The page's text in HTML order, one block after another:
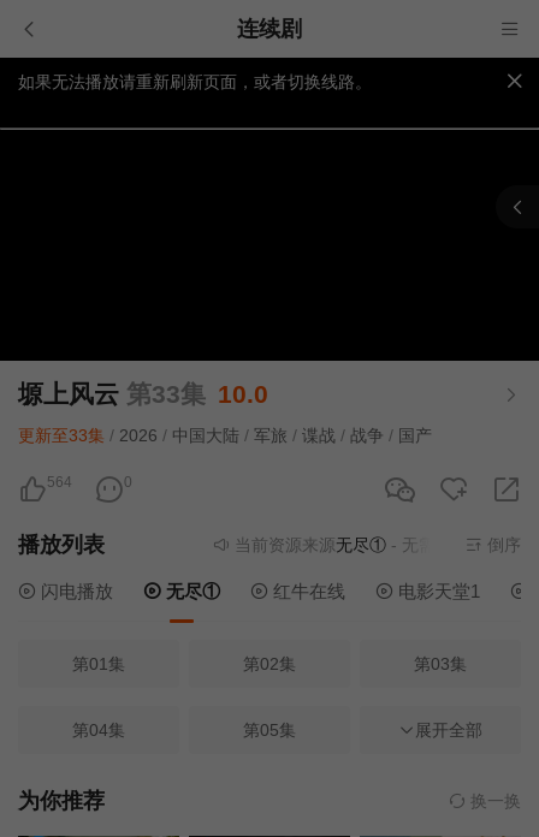
连续剧
如果无法播放请重新刷新页面，或者切换线路。
视频载入速度跟网速有关，请耐心等待几秒钟。
塬上风云 第33集 10.0
更新至33集 / 2026 / 中国大陆 / 军旅 / 谍战 / 战争 / 国产
564 0
播放列表 当前资源来源无尽①- 无需安装任何插件
倒序
闪电播放 无尽① 红牛在线 电影天堂1
第01集 第02集 第03集
第04集 第05集 第06集
第07集 第09集
展开全部
为你推荐 换一换